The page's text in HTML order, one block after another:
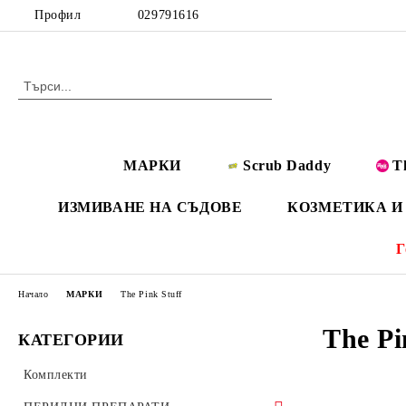
Профил 029791616
МАРКИ Scrub Daddy
ИЗМИВАНЕ НА СЪДОВЕ КОЗМЕТИКА
КАТЕГОРИИ
Комплекти
Начало МАРКИ The Pink Stuff
The